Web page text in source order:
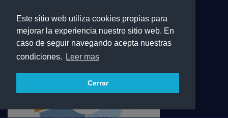
Este sitio web utiliza cookies propias para
mejorar la experiencia nuestro sitio web. En
caso de seguir navegando acepta nuestras
condiciones.
Leer mas
Cerrar